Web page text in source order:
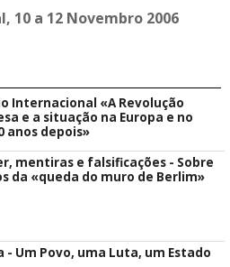
10 a 12 Novembro 2006
Internacional «A Revolução
e a situação na Europa e no
anos depois»
mentiras e falsificações - Sobre
da «queda do muro de Berlim»
- Um Povo, uma Luta, um Estado